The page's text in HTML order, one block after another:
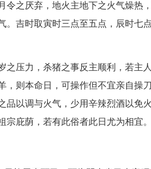
之厌弃，地火主地下之火气燥热
吉时取寅时三点至五点，辰时七
压力，杀猪之事反主顺利，若主
则本命日，可操作但不宜亲自操
品以调与火气，少用辛辣烈酒以免
庇荫，若有此俗者此日尤为相宜。